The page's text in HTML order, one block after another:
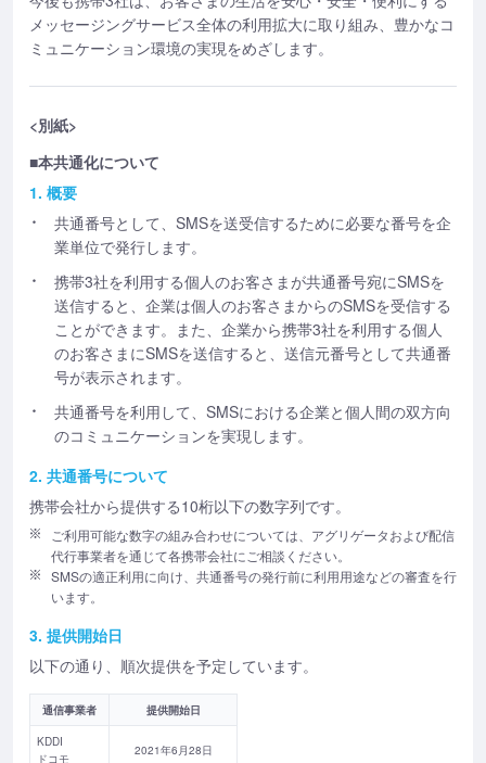
メッセージングサービス全体の利用拡大に取り組み、豊かなコ
ミュニケーション環境の実現をめざします。
<別紙>
■本共通化について
1. 概要
共通番号として、SMSを送受信するために必要な番号を企
業単位で発行します。
携帯3社を利用する個人のお客さまが共通番号宛にSMSを
送信すると、企業は個人のお客さまからのSMSを受信する
ことができます。また、企業から携帯3社を利用する個人
のお客さまにSMSを送信すると、送信元番号として共通番
号が表示されます。
共通番号を利用して、SMSにおける企業と個人間の双方向
のコミュニケーションを実現します。
2. 共通番号について
携帯会社から提供する10桁以下の数字列です。
ご利用可能な数字の組み合わせについては、アグリゲータおよび配信
代行事業者を通じて各携帯会社にご相談ください。
SMSの適正利用に向け、共通番号の発行前に利用用途などの審査を行
います。
3. 提供開始日
以下の通り、順次提供を予定しています。
通信事業者 提供開始日
KDDI
ドコモ
2021年6月28日